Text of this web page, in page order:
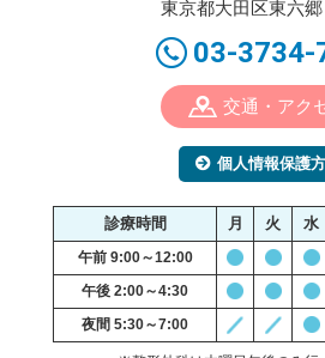
東京都大田区東六
03-3734-
交通・アク
個人情報保護
診療時間 月 火 水
午前 9:00～12:00
午後 2:00～4:30
夜間 5:30～7:00